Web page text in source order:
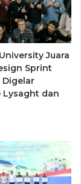
Juara
Sprint
Digelar
Lysaght dan